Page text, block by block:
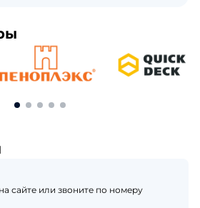
сайте или звоните по номеру